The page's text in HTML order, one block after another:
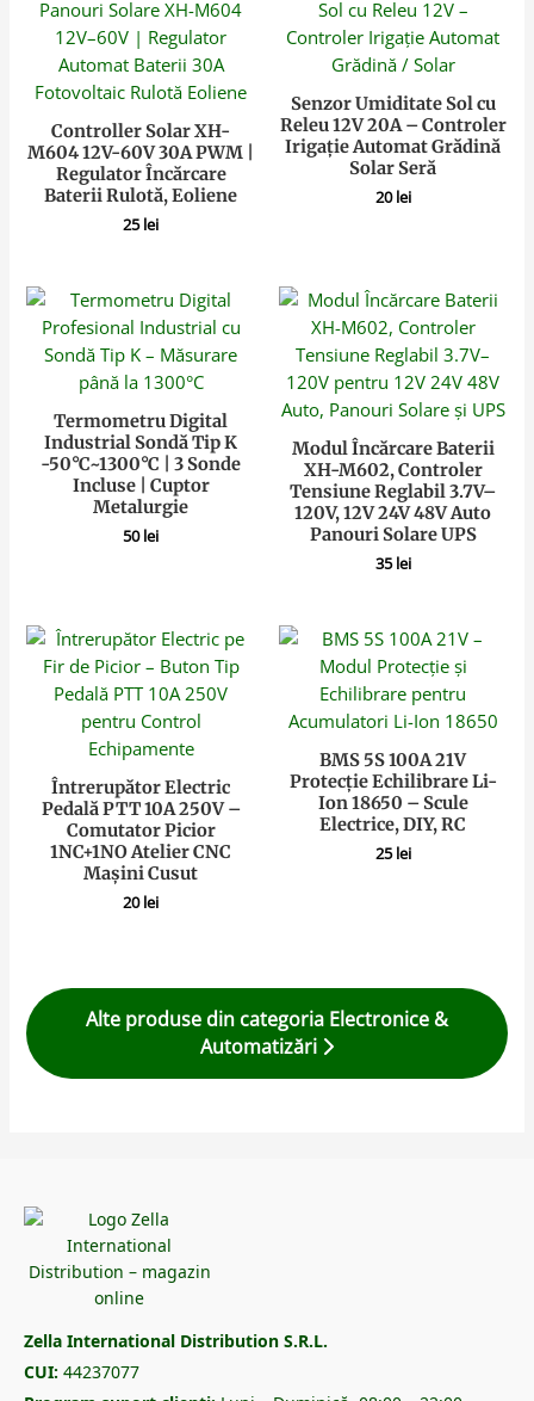
Controller Solar XH-
M604 12V-60V 30A PWM |
Regulator Încărcare
Baterii Rulotă, Eoliene
25lei
Senzor Umiditate Sol cu
Releu 12V 20A – Controler
Irigație Automat Grădină
Solar Seră
20lei
Termometru Digital
Industrial Sondă Tip K
-50°C~1300°C | 3 Sonde
Incluse | Cuptor
Metalurgie
50lei
Modul Încărcare Baterii
XH-M602, Controler
Tensiune Reglabil 3.7V–
120V, 12V 24V 48V Auto
Panouri Solare UPS
35lei
Întrerupător Electric
Pedală PTT 10A 250V –
Comutator Picior
1NC+1NO Atelier CNC
Mașini Cusut
20lei
BMS 5S 100A 21V
Protecție Echilibrare Li-
Ion 18650 – Scule
Electrice, DIY, RC
25lei
Alte produse din categoria Electronice &
Automatizări
Zella International Distribution S.R.L.
CUI: 44237077